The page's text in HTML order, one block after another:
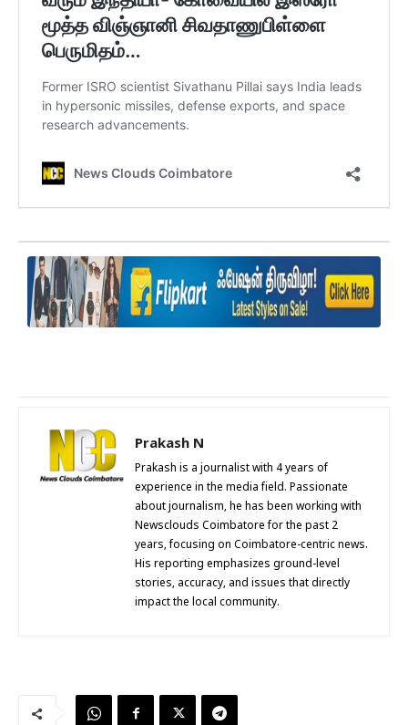
Prakash N
Prakash is a journalist with 4 years of
experience in the media field. Passionate
about journalism, he has been working with
Newsclouds Coimbatore for the past 2
years, focusing on Coimbatore-centric news.
His reporting emphasizes ground-level
stories, accuracy, and issues that directly
impact the local community.